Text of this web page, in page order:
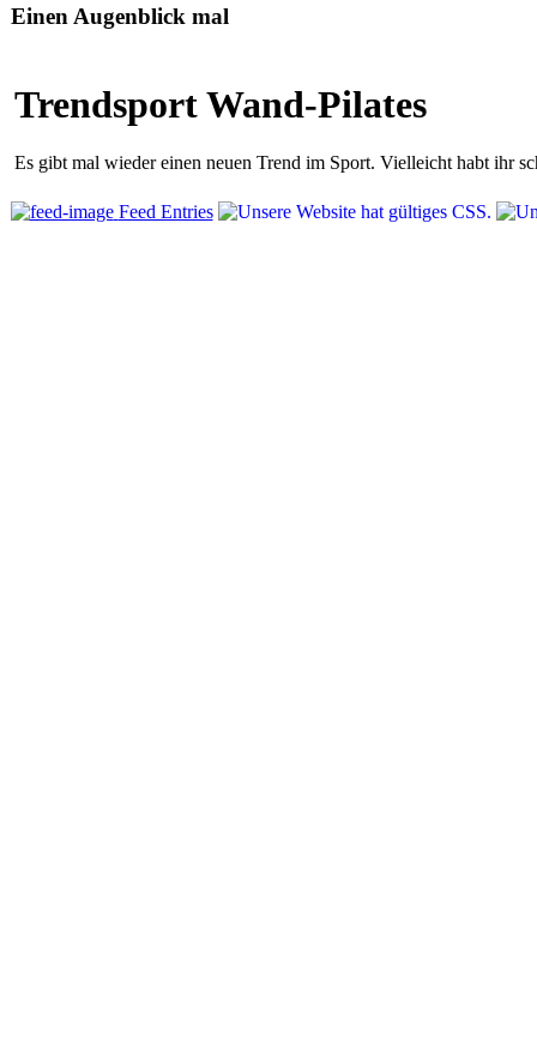
Einen Augenblick mal
Trendsport Wand-Pilates
Es gibt mal wieder einen neuen Trend im Sport. Vielleicht habt ihr
Feed Entries